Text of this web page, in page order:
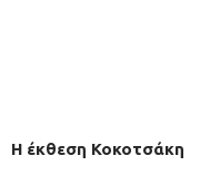
H έκθεση Κοκοτσάκη